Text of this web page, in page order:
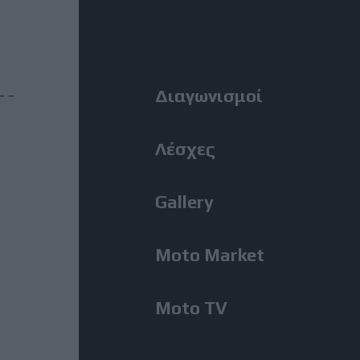
ΜοtoGP: Θετικά νέα για τον
MotoGP: Ο Lecuona θα
στο Silverstone
Διαγωνισμοί
Λέσχες
Gallery
Moto Market
Moto TV